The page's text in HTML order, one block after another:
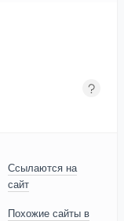
Ссылаются на
сайт
Похожие сайты в